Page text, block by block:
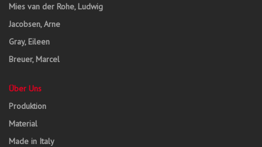
Mies van der Rohe, Ludwig
Jacobsen, Arne
Gray, Eileen
Breuer, Marcel
Über Uns
Produktion
Material
Made in Italy